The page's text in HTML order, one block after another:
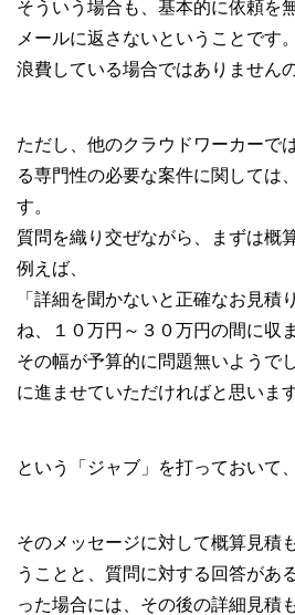
そういう場合も、基本的に依頼を
メールに返さないということです
浪費している場合ではありません
ただし、他のクラウドワーカーで
る専門性の必要な案件に関しては
す。
質問を織り交ぜながら、まずは概
例えば、
「詳細を聞かないと正確なお見積
ね、１０万円～３０万円の間に収
その幅が予算的に問題無いようで
に進ませていただければと思います
という「ジャブ」を打っておいて
そのメッセージに対して概算見積
うことと、質問に対する回答があ
った場合には、その後の詳細見積